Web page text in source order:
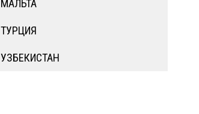
МАЛЬТА
ТУРЦИЯ
УЗБЕКИСТАН